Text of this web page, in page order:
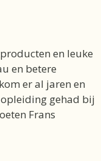
en leuke
en betere
er al jaren en
gehad bij
Frans